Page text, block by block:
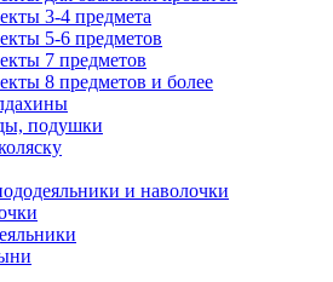
3-4 предмета
5-6 предметов
7 предметов
8 предметов и более
подушки
и наволочки